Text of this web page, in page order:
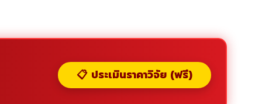
📋 ประเมินราคาวิจัย (ฟรี)